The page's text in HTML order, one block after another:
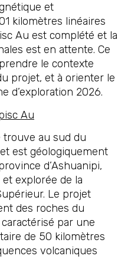
et
kilomètres linéaires
Au est complété et la
est en attente. Ce
le contexte
projet, et à orienter le
d’exploration 2026.
Au
trouve au sud du
est géologiquement
d’Ashuanipi,
explorée de la
Le projet
des roches du
par une
de 50 kilomètres
volcaniques